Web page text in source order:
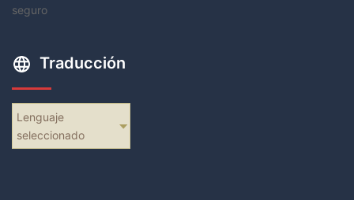
seguro
Traducción
Lenguaje
seleccionado